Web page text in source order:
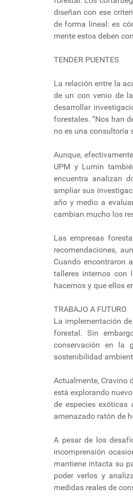
diseñan con ese
de forma lineal: es
mente estos deben
TENDER PUENTES
La relación entre la
de un con venio de
desarrollar
forestales. “Nos han
no es una consultoría
Aunque,
UPM y Lumin
encuentra analizan
ampliar sus
año y medio a
cambian mucho los
Las empresas
recomendaciones,
Cuando encontraron
talleres internos con
hacemos y que ellos
TRABAJO A FUTURO
La implementación
forestal. Sin
conservación en la
sostenibilidad
Actualmente, Cravino
está explorando
de especies
amenazado ratón de
A pesar de los
incomprensión
mantiene intacta su
poder verlos y
medidas reales de